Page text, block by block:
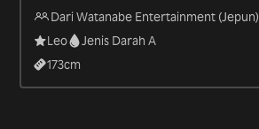
Dari Watanabe Entertainment (Jepun)
Leo
Jenis Darah A
173cm